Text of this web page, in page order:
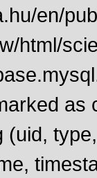
en/
html/
as
(uid,